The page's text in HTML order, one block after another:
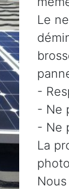
Le
-
- Ne
- Ne
La